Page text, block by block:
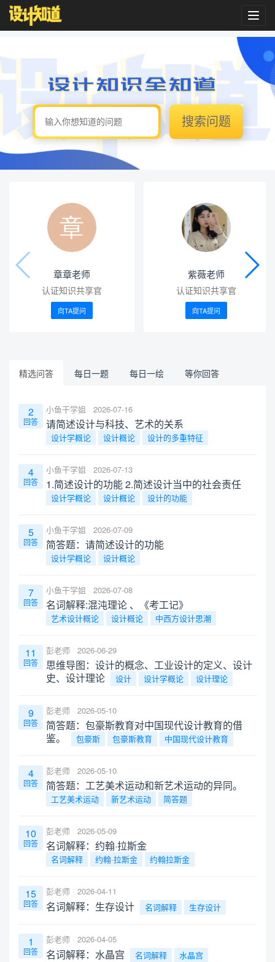
搜索问题
章章老师
认证知识共享官
向TA提问
紫薇老师
认证知识共享官
向TA提问
精选问答 每日一题 每日一绘 等你回答
2
回答
小鱼干学姐 2026-07-16
请简述设计与科技、艺术的关系
设计学概论 设计概论 设计的多重特征
4
回答
小鱼干学姐 2026-07-13
1.简述设计的功能 2.简述设计当中的社会责任
设计学概论 设计概论 设计的功能
5
回答
小鱼干学姐 2026-07-09
简答题：请简述设计的功能
设计学概论 设计概论
7
回答
小鱼干学姐 2026-07-08
名词解释:混沌理论 、《考工记》
艺术设计概论 设计概论 中西方设计思潮
11
回答
彭老师 2026-06-29
思维导图：设计的概念、工业设计的定义、设计
史、设计理论
设计 设计学概论 设计理论
9
回答
彭老师 2026-05-10
简答题：包豪斯教育对中国现代设计教育的借
鉴。
包豪斯 包豪斯教育 中国现代设计教育
4
回答
彭老师 2026-05-10
简答题：工艺美术运动和新艺术运动的异同。
工艺美术运动 新艺术运动 简答题
10
回答
彭老师 2026-05-09
名词解释：约翰·拉斯金
名词解释 约翰·拉斯金 约翰拉斯金
15
回答
彭老师 2026-04-11
名词解释：生存设计 名词解释 生存设计
1
回答
彭老师 2026-04-05
名词解释：水晶宫 名词解释 水晶宫